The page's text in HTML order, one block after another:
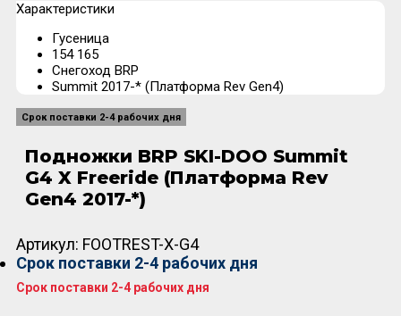
Характеристики
Гусеница
154 165
Снегоход BRP
Summit 2017-* (Платформа Rev Gen4)
Срок поставки 2-4 рабочих дня
Подножки BRP SKI-DOO Summit
G4 X Freeride (Платформа Rev
Gen4 2017-*)
Артикул: FOOTREST-X-G4
Срок поставки 2-4 рабочих дня
Срок поставки 2-4 рабочих дня